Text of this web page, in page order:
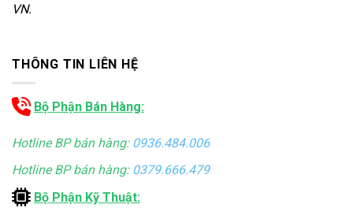
VN.
THÔNG TIN LIÊN HỆ
Bộ Phận Bán Hàng:
Hotline BP bán hàng: 0936.484.006
Hotline BP bán hàng: 0379.666.479
Bộ Phận Kỹ Thuật: